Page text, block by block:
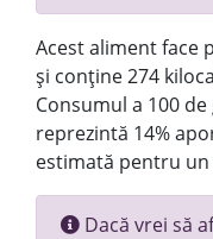
Acest aliment face
și conține 274
Consumul a 100
reprezintă 14%
estimată pentru un
Dacă vrei să